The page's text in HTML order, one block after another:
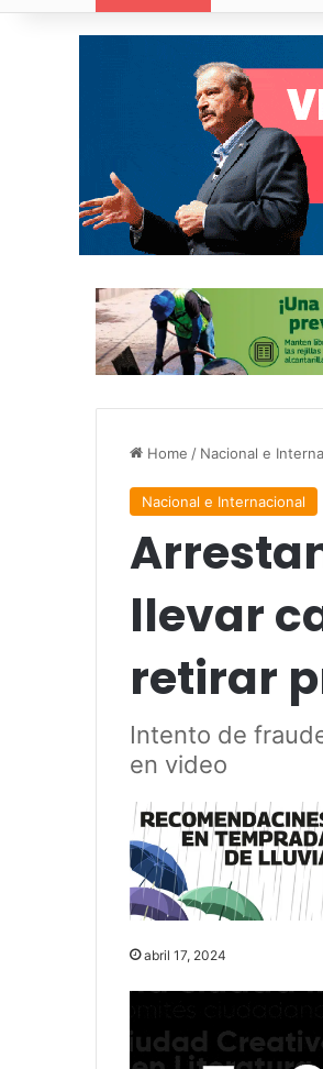
Home / Nacional e
Nacional e Internacional
llevar
retirar
Intento de
en video
abril 17, 2024